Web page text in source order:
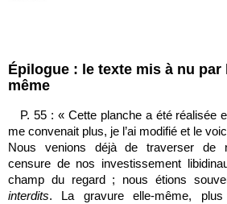
Épilogue : le texte mis à nu par
même
P. 55 : « Cette planche a été réalisée
me convenait plus, je l’ai modifié et le
Nous venions déjà de traverser de
censure de nos investissement
champ du regard ; nous étions
interdits. La gravure elle-même, plus